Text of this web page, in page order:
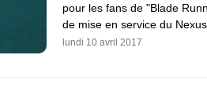
pour les fans de "Blade
de mise en service du
lundi 10 avril 2017